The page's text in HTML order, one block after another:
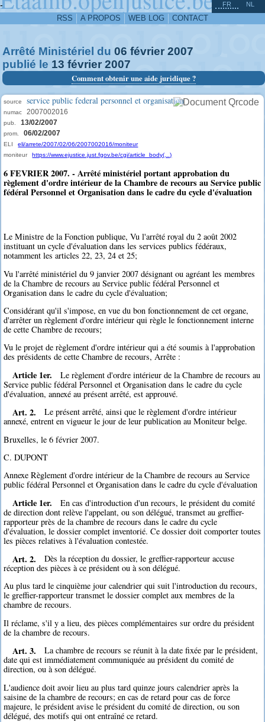
-
RSS A PROPOS WEB LOG CONTACT
FR NL
Arrêté Ministériel du 06 février 2007
publié le 13 février 2007
Comment obtenir une aide juridique ?
source service public federal personnel et organisation
numac 2007002016
pub. 13/02/2007
prom. 06/02/2007
ELI
eli/arrete/2007/02/06/2007002016/moniteur
moniteur
https://www.ejustice.just.fgov.be/cgi/article_body(...)
6 FEVRIER 2007. - Arrêté ministériel portant approbation du
règlement d'ordre intérieur de la Chambre de recours au Service public
fédéral Personnel et Organisation dans le cadre du cycle d'évaluation
Le Ministre de la Fonction publique, Vu l'arrêté royal du 2 août 2002
instituant un cycle d'évaluation dans les services publics fédéraux,
notamment les articles 22, 23, 24 et 25;
Vu l'arrêté ministériel du 9 janvier 2007 désignant ou agréant les membres
de la Chambre de recours au Service public fédéral Personnel et
Organisation dans le cadre du cycle d'évaluation;
Considérant qu'il s'impose, en vue du bon fonctionnement de cet organe,
d'arrêter un règlement d'ordre intérieur qui règle le fonctionnement interne
de cette Chambre de recours;
Vu le projet de règlement d'ordre intérieur qui a été soumis à l'approbation
des présidents de cette Chambre de recours, Arrête :
Article 1er.
Le règlement d'ordre intérieur de la Chambre de recours au
Service public fédéral Personnel et Organisation dans le cadre du cycle
d'évaluation, annexé au présent arrêté, est approuvé.
Art. 2.
Le présent arrêté, ainsi que le règlement d'ordre intérieur
annexé, entrent en vigueur le jour de leur publication au Moniteur belge.
Bruxelles, le 6 février 2007.
C. DUPONT
Annexe Règlement d'ordre intérieur de la Chambre de recours au Service
public fédéral Personnel et Organisation dans le cadre du cycle d'évaluation
Article 1er.
En cas d'introduction d'un recours, le président du comité
de direction dont relève l'appelant, ou son délégué, transmet au greffier-
rapporteur près de la chambre de recours dans le cadre du cycle
d'évaluation, le dossier complet inventorié. Ce dossier doit comporter toutes
les pièces relatives à l'évaluation contestée.
Art. 2.
Dès la réception du dossier, le greffier-rapporteur accuse
réception des pièces à ce président ou à son délégué.
Au plus tard le cinquième jour calendrier qui suit l'introduction du recours,
le greffier-rapporteur transmet le dossier complet aux membres de la
chambre de recours.
Il réclame, s'il y a lieu, des pièces complémentaires sur ordre du président
de la chambre de recours.
Art. 3.
La chambre de recours se réunit à la date fixée par le président,
date qui est immédiatement communiquée au président du comité de
direction, ou à son délégué.
L'audience doit avoir lieu au plus tard quinze jours calendrier après la
saisine de la chambre de recours; en cas de retard pour cas de force
majeure, le président avise le président du comité de direction, ou son
délégué, des motifs qui ont entraîné ce retard.
^